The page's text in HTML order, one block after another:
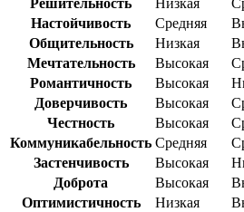
Решительность
Низкая
Настойчивость
Средняя
Общительность
Низкая
Мечтательность
Высокая
Романтичность
Высокая
Доверчивость
Высокая
Честность
Высокая
Коммуникабельность Средняя
Застенчивость
Высокая
Доброта
Высокая
Оптимистичность
Низкая